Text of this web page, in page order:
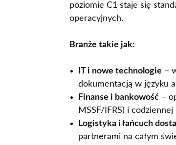
poziomie C1 staje się
operacyjnych.
Branże takie jak:
IT i nowe technologie –
dokumentacją w języku
Finanse i bankowość –
MSSF/IFRS) i
Logistyka i łańcuch
partnerami na całym